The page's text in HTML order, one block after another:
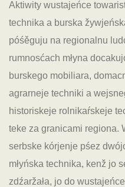
Aktiwity wustajeńce
technika a burska
póśěguju na regionalnu
rumnosćach młyna
burskego mobiliara,
agrarneje techniki a
historiskeje rolnikaŕskeje
teke za granicami regiona.
serbske kórjenje pśez
młyńska technika, kenž jo
zdźaržała, jo do